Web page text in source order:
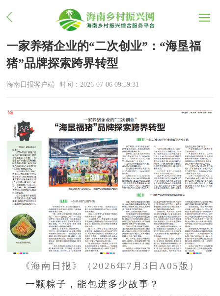
一家养猪企业的“二次创业”：“海垦福
猪”品牌探索跨界转型
海南日报客户端 时间：2026-07-06 09:59:31
《海南日报》（2026年7月3日A05版）
一颗粽子，能包进多少故事？